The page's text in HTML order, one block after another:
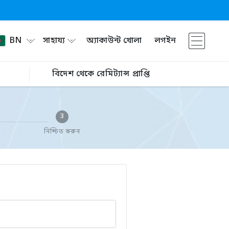
BN সাহায্য অ্যাকাউন্ট খোলা লগইন
বিদেশ থেকে রেমিট্যান্স প্রাপ্তি
3
নিশ্চিত করুন